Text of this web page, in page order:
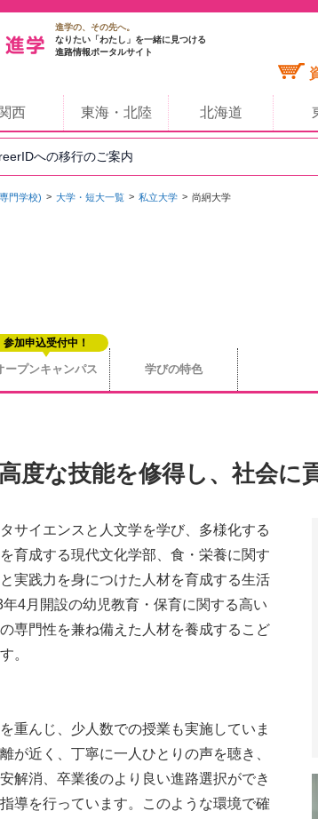
進学の、その先へ。
なりたい「わたし」を一緒に見つける
進路情報ポータルサイト
西 東海・北陸 北海道
への移行のご案内
門学校) 大学・短大一覧 私立大学 尚絅大学
ープンキャンパス
参加申込受付中！
学びの特色
度な技能を修得し、社会に
サイエンスと人文学を学び、多様化する
育成する現代文化学部、食・栄養に関す
実践力を身につけた人材を育成する生活
4月開設の幼児教育・保育に関する高い
専門性を兼ね備えた人材を養成するこど
。
重んじ、少人数での授業も実施していま
が近く、丁寧に一人ひとりの声を聴き、
解消、卒業後のより良い進路選択ができ
導を行っています。このような環境で確